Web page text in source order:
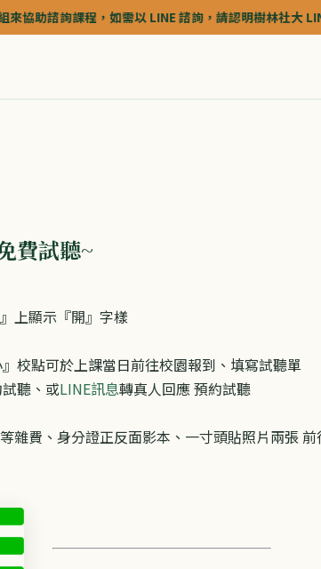
程，如需以 LINE 諮詢，請認明樹林社大 LINE 官方帳
費試聽~
』上顯示『開』字樣
校點可於上課當日前往校園報到、填寫試聽單
聽、或LINE訊息轉真人回應 預約試聽
雜費、身分證正反面影本、一寸頭貼照片兩張